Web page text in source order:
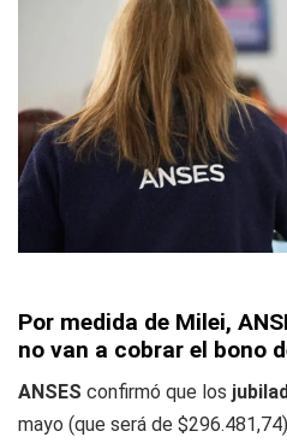
Por medida de Milei,
no van a cobrar el bono
ANSES confirmó que los
mayo (que será de